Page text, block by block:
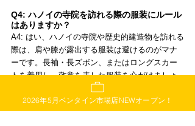
Q4: ハノイの寺院を訪れる際の服装にルール
はありますか？
A4: はい、ハノイの寺院や歴史的建造物を訪れる
際は、肩や膝が露出する服装は避けるのがマナ
ーです。長袖・長ズボン、またはロングスカー
トを着用し、敬意を表した服装を心がけましょ
応じて羽織ることができて便利です。
2026年5月ベンタイン市場店NEWオープン！